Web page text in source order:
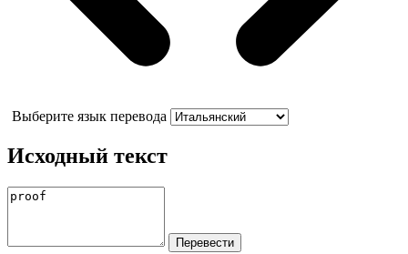
Выберите язык перевода
Исходный текст